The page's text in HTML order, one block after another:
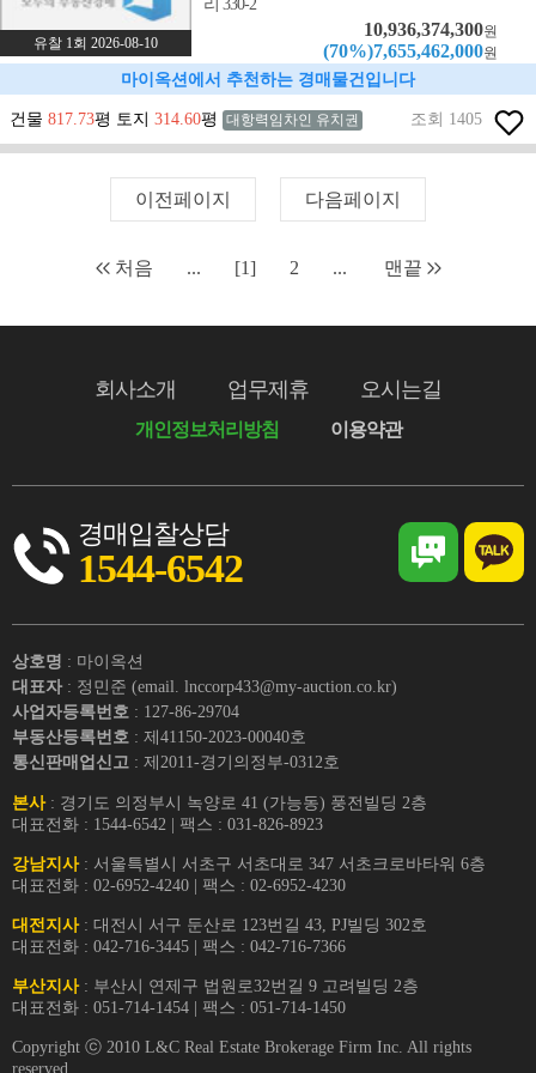
유찰 1회 2026-08-10
10,936,374,300원
(70%)7,655,462,000원
마이옥션에서 추천하는 경매물건입니다
건물 817.73평 토지 314.60평 대항력임차인 유치권 조회 1405
이전페이지 다음페이지
처음 ... [1] 2 ... 맨끝
회사소개 업무제휴 오시는길
개인정보처리방침 이용약관
경매입찰상담
1544-6542
상호명 : 마이옥션
대표자 : 정민준 (email. lnccorp433@my-auction.co.kr)
사업자등록번호 : 127-86-29704
부동산등록번호 : 제41150-2023-00040호
통신판매업신고 : 제2011-경기의정부-0312호
본사: 경기도 의정부시 녹양로 41 (가능동) 풍전빌딩 2층
대표전화 : 1544-6542 | 팩스 : 031-826-8923
강남지사: 서울특별시 서초구 서초대로 347 서초크로바타워 6층
대표전화 : 02-6952-4240 | 팩스 : 02-6952-4230
대전지사: 대전시 서구 둔산로 123번길 43, PJ빌딩 302호
대표전화 : 042-716-3445 | 팩스 : 042-716-7366
부산지사: 부산시 연제구 법원로32번길 9 고려빌딩 2층
대표전화 : 051-714-1454 | 팩스 : 051-714-1450
Copyright ⓒ 2010 L&C Real Estate Brokerage Firm Inc. All rights
reserved.